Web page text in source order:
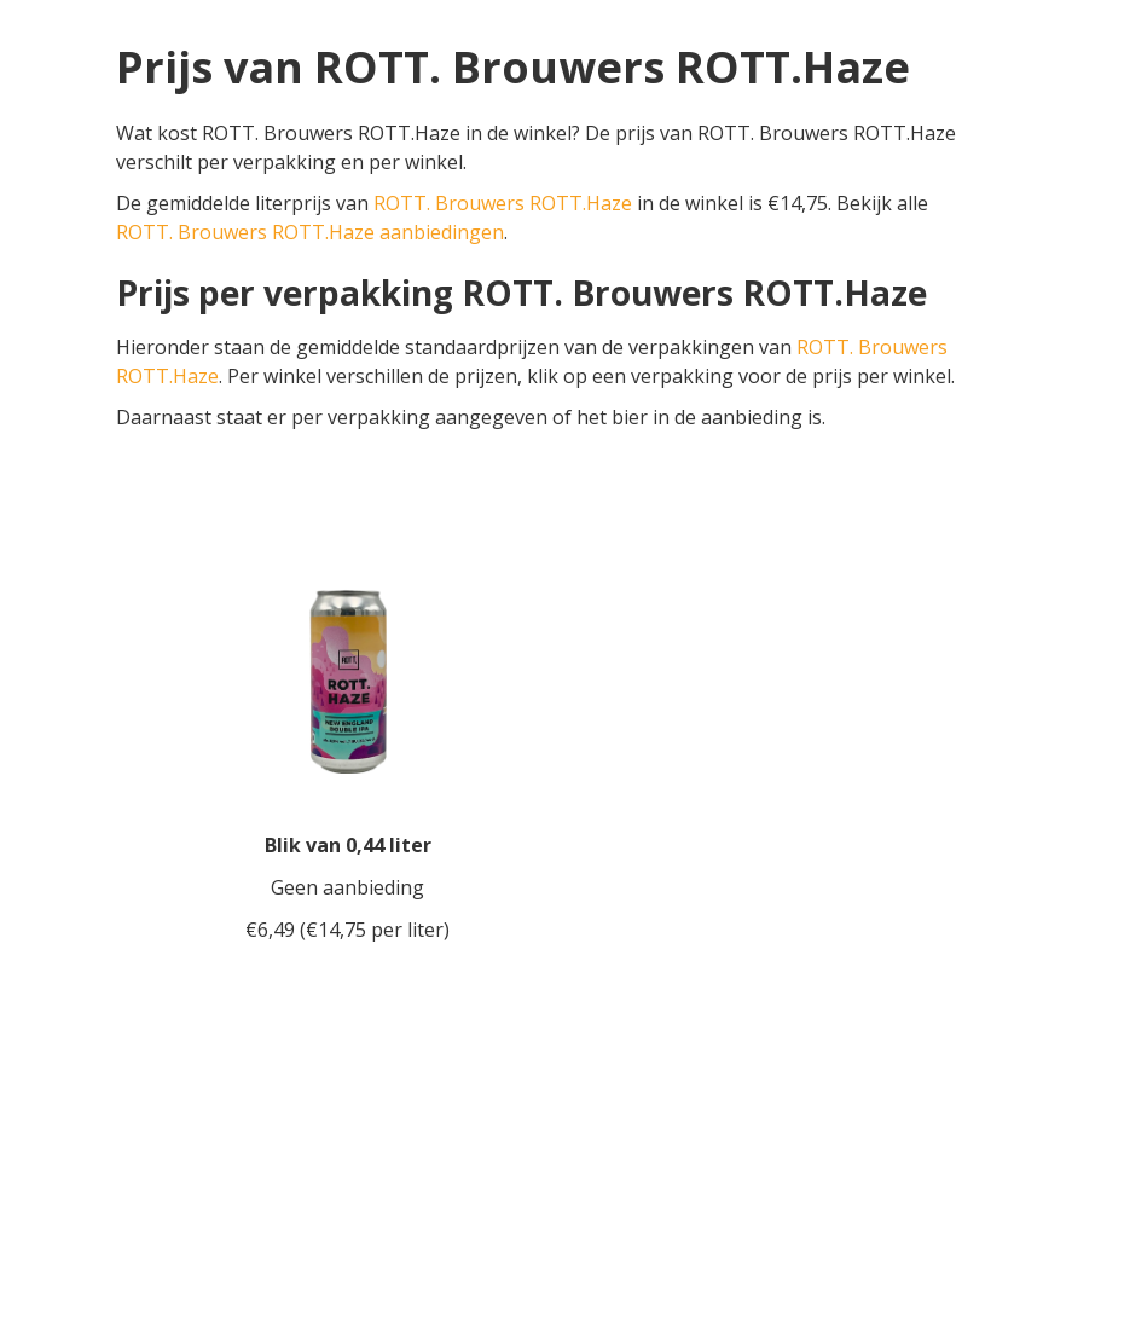
Prijs van ROTT. Brouwers ROTT.Haze
Wat kost ROTT. Brouwers ROTT.Haze in de winkel? De prijs van ROTT. Brouwers ROTT.Haze
verschilt per verpakking en per winkel.
De gemiddelde literprijs van ROTT. Brouwers ROTT.Haze in de winkel is €14,75. Bekijk alle
ROTT. Brouwers ROTT.Haze aanbiedingen.
Prijs per verpakking ROTT. Brouwers ROTT.Haze
Hieronder staan de gemiddelde standaardprijzen van de verpakkingen van ROTT. Brouwers
ROTT.Haze. Per winkel verschillen de prijzen, klik op een verpakking voor de prijs per winkel.
Daarnaast staat er per verpakking aangegeven of het bier in de aanbieding is.
Blik van 0,44 liter
Geen aanbieding
€6,49 (€14,75 per liter)